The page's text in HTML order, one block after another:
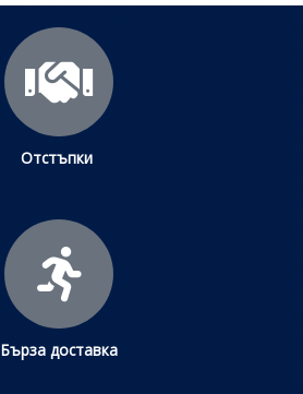
Отстъпки
Бърза доставка